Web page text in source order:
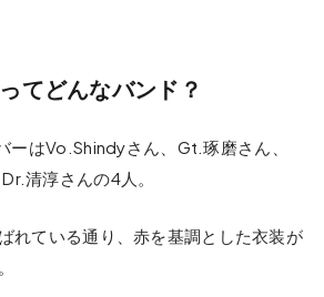
てどんなバンド？
ーはVo.Shindyさん、Gt.琢磨さん、
清淳さんの4人。
れている通り、赤を基調とした衣装が